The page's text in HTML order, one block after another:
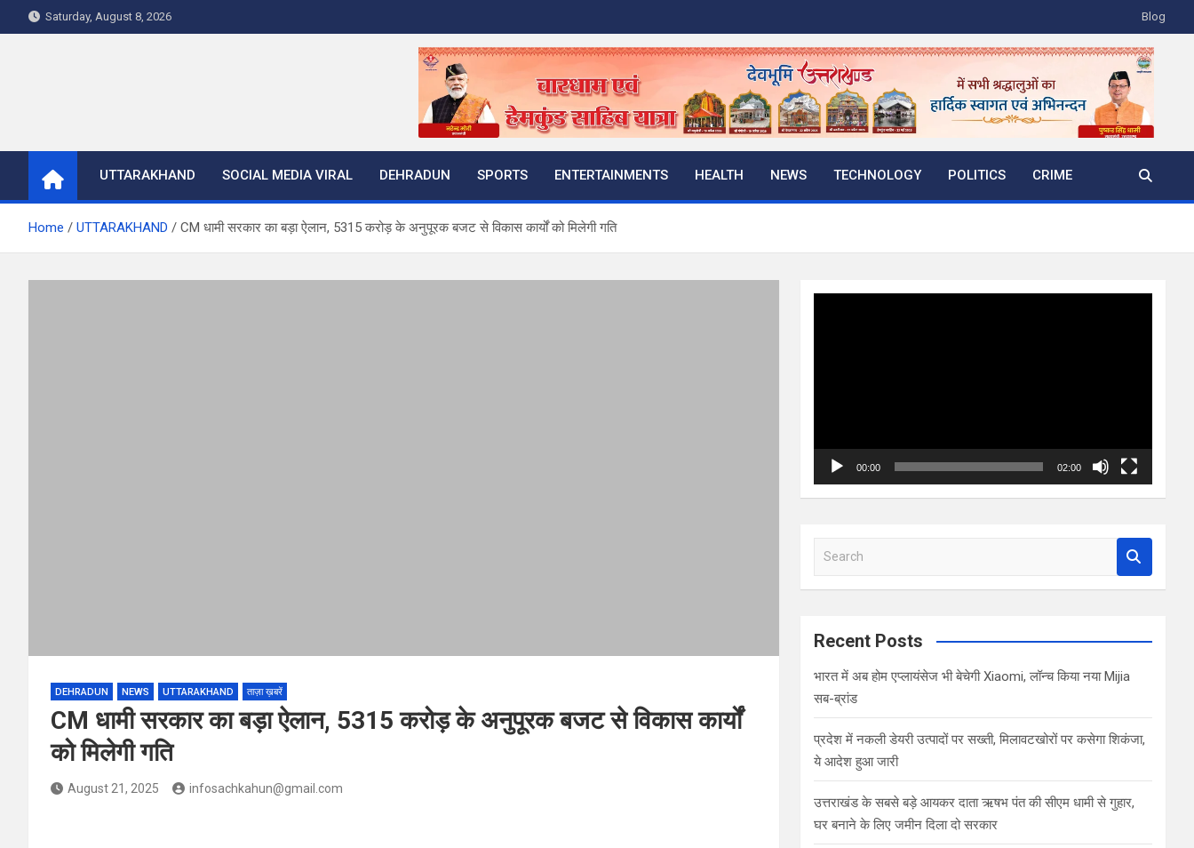
to
Saturday, August 8, 2026 Blog
UTTARAKHAND SOCIAL MEDIA VIRAL DEHRADUN SPORTS ENTERTAINMENTS HEALTH NEWS TECHNOLOGY POLITICS CRIME
Home UTTARAKHAND CM धामी सरकार का बड़ा ऐलान, 5315 करोड़ के अनुपूरक बजट से विकास कार्यों को मिलेगी गति
DEHRADUN NEWS UTTARAKHAND ताज़ा ख़बरें
CM धामी सरकार का बड़ा ऐलान, 5315 करोड़ के अनुपूरक बजट से विकास कार्यों
को मिलेगी गति
August 21, 2025 infosachkahun@gmail.com
00:00 02:00
a
c
Recent Posts
भारत में अब होम एप्लायंसेज भी बेचेगी Xiaomi, लॉन्च किया नया Mijia
सब-ब्रांड
प्रदेश में नकली डेयरी उत्पादों पर सख्ती, मिलावटखोरों पर कसेगा शिकंजा,
ये आदेश हुआ जारी
उत्तराखंड के सबसे बड़े आयकर दाता ऋषभ पंत की सीएम धामी से गुहार,
घर बनाने के लिए जमीन दिला दो सरकार